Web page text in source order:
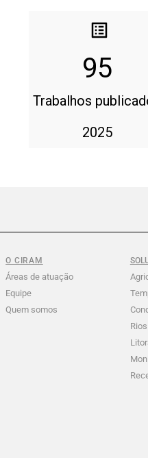
O CIRAM
Áreas de atuação
Equipe
Quem somos
Rios